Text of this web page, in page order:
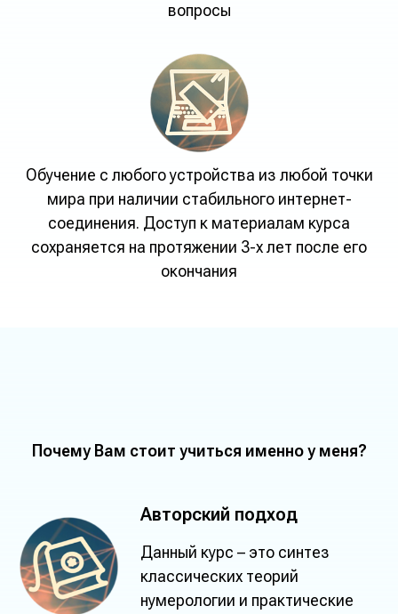
вопросы
Обучение с любого устройства из любой точки
мира при наличии стабильного интернет-
соединения. Доступ к материалам курса
сохраняется на протяжении 3-х лет после его
окончания
Почему Вам стоит учиться именно у меня?
Авторский подход
Данный курс – это синтез
классических теорий
нумерологии и практические